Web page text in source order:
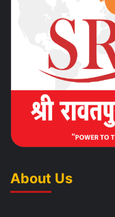
About Us